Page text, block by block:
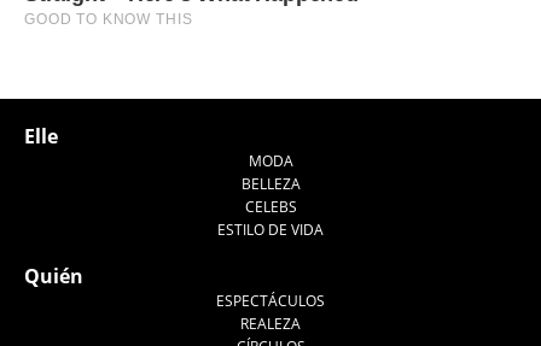
Elle
MODA
BELLEZA
CELEBS
ESTILO DE VIDA
Quién
ESPECTÁCULOS
REALEZA